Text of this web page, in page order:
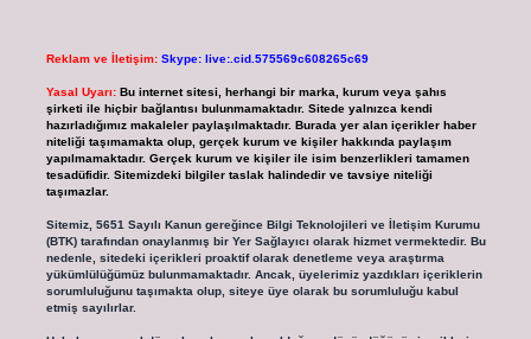
Reklam ve İletişim: Skype: live:.cid.575569c608265c69
Yasal Uyarı: Bu internet sitesi, herhangi bir marka, kurum veya şahıs
şirketi ile hiçbir bağlantısı bulunmamaktadır. Sitede yalnızca kendi
hazırladığımız makaleler paylaşılmaktadır. Burada yer alan içerikler haber
niteliği taşımamakta olup, gerçek kurum ve kişiler hakkında paylaşım
yapılmamaktadır. Gerçek kurum ve kişiler ile isim benzerlikleri tamamen
tesadüfidir. Sitemizdeki bilgiler taslak halindedir ve tavsiye niteliği
taşımazlar.
Sitemiz, 5651 Sayılı Kanun gereğince Bilgi Teknolojileri ve İletişim Kurumu
(BTK) tarafından onaylanmış bir Yer Sağlayıcı olarak hizmet vermektedir. Bu
nedenle, sitedeki içerikleri proaktif olarak denetleme veya araştırma
yükümlülüğümüz bulunmamaktadır. Ancak, üyelerimiz yazdıkları içeriklerin
sorumluluğunu taşımakta olup, siteye üye olarak bu sorumluluğu kabul
etmiş sayılırlar.